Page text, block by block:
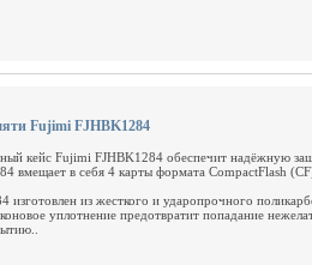
Fujimi FJHBK1284
кейс Fujimi FJHBK1284 обеспечит надёжную
вмещает в себя 4 карты формата CompactFlash
изготовлен из жесткого и ударопрочного
уплотнение предотвратит попадание